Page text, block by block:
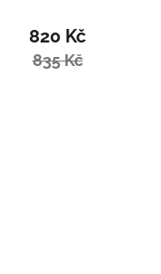
820 Kč
835 Kč